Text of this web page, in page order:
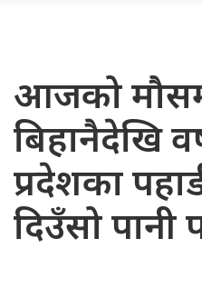
आजको
बिहानैदेखि
प्रदेशका
दिउँसो पानी